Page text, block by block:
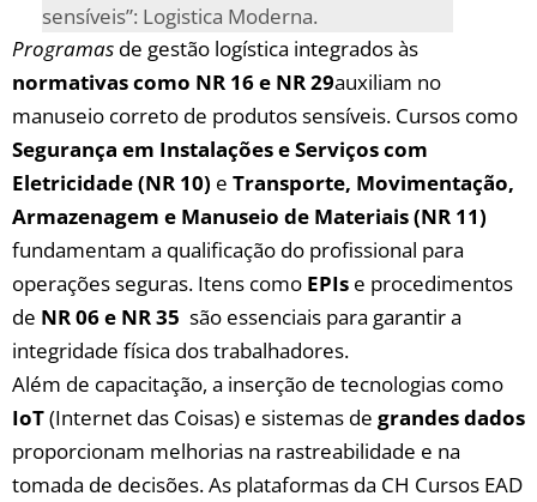
sensíveis”: Logistica Moderna.
Programas de gestão logística integrados⁤ às
normativas como​ NR 16 ⁤e NR 29auxiliam no‍
manuseio ⁤correto de produtos sensíveis. ⁢Cursos ⁢como
Segurança‍ em Instalações e ⁣Serviços ‍com
Eletricidade (NR 10) e⁣ Transporte, Movimentação,
Armazenagem e ⁣Manuseio de Materiais (NR 11)
fundamentam a qualificação ⁣do⁣ profissional⁢ para
operações ⁢seguras.‌ Itens ‌como EPIs e procedimentos
de NR⁣ 06 e ​NR 35 ⁤ são essenciais ⁢para garantir a‍
integridade física dos ‍trabalhadores.
Além‌ de capacitação, ‌a inserção​ de tecnologias como
IoT(Internet das​ Coisas)‍ e sistemas de grandes ‍dados
proporcionam melhorias na rastreabilidade‌ e ⁢na​
tomada⁣ de decisões. As plataformas da CH⁢ Cursos EAD